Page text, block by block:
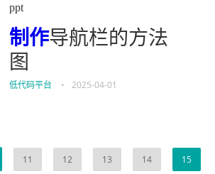
ppt
制作导航栏的方法
图
低代码平台 • 2025-04-01
11 12 13 14 15